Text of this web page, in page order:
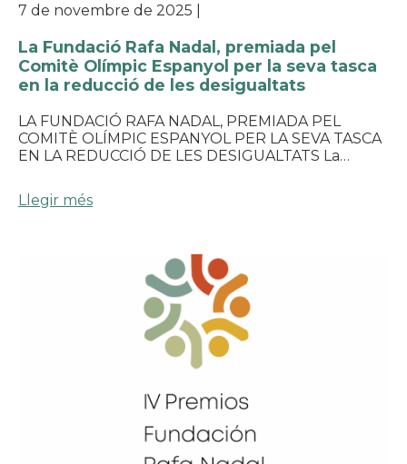
7 de novembre de 2025
La Fundació Rafa Nadal, premiada pel
Comitè Olímpic Espanyol per la seva tasca
en la reducció de les desigualtats
LA FUNDACIÓ RAFA NADAL, PREMIADA PEL
COMITÈ OLÍMPIC ESPANYOL PER LA SEVA TASCA
EN LA REDUCCIÓ DE LES DESIGUALTATS La…
Llegir més